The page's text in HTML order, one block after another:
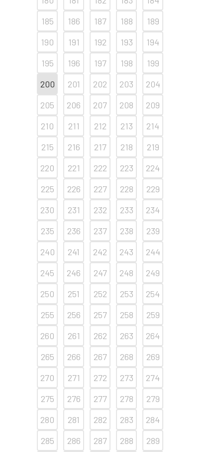
185
186 187 188
189
190
191 192 193
194
195
196 197 198
199
200
201 202 203
204
205
206 207 208
209
210
211 212 213
214
215
216 217 218
219
220
221 222 223
224
225
226 227 228
229
230
231 232 233
234
235
236 237 238
239
240
241 242 243
244
245
246 247 248
249
250
251 252 253
254
255
256 257 258
259
260
261 262 263
264
265
266 267 268
269
270
271 272 273
274
275
276 277 278
279
280
281 282 283
284
285
286 287 288
289